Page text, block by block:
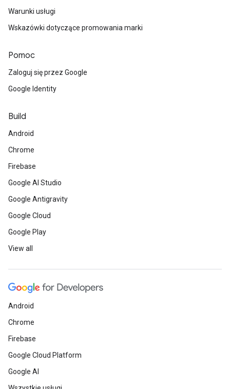
Warunki usługi
Wskazówki dotyczące promowania marki
Pomoc
Zaloguj się przez Google
Google Identity
Build
Android
Chrome
Firebase
Google AI Studio
Google Antigravity
Google Cloud
Google Play
View all
Android
Chrome
Firebase
Google Cloud Platform
Google AI